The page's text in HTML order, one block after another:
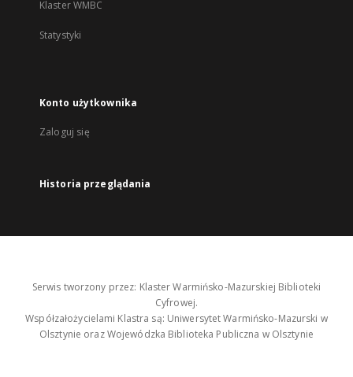
Klaster WMBC
Statystyki
Konto użytkownika
Zaloguj się
Historia przeglądania
Serwis tworzony przez: Klaster Warmińsko-Mazurskiej Biblioteki
Cyfrowej.
Współzałożycielami Klastra są: Uniwersytet Warmińsko-Mazurski w
Olsztynie oraz Wojewódzka Biblioteka Publiczna w Olsztynie